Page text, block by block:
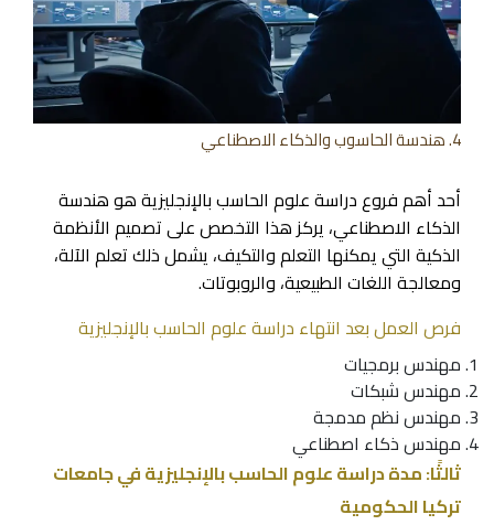
4. هندسة الحاسوب والذكاء الاصطناعي
أحد أهم فروع دراسة علوم الحاسب بالإنجليزية هو هندسة
الذكاء الاصطناعي، يركز هذا التخصص على تصميم الأنظمة
الذكية التي يمكنها التعلم والتكيف، يشمل ذلك تعلم الآلة،
ومعالجة اللغات الطبيعية، والروبوتات.
فرص العمل بعد انتهاء دراسة علوم الحاسب بالإنجليزية
مهندس برمجيات
مهندس شبكات
مهندس نظم مدمجة
مهندس ذكاء اصطناعي
ثالثًا: مدة دراسة علوم الحاسب بالإنجليزية في جامعات
تركيا الحكومية